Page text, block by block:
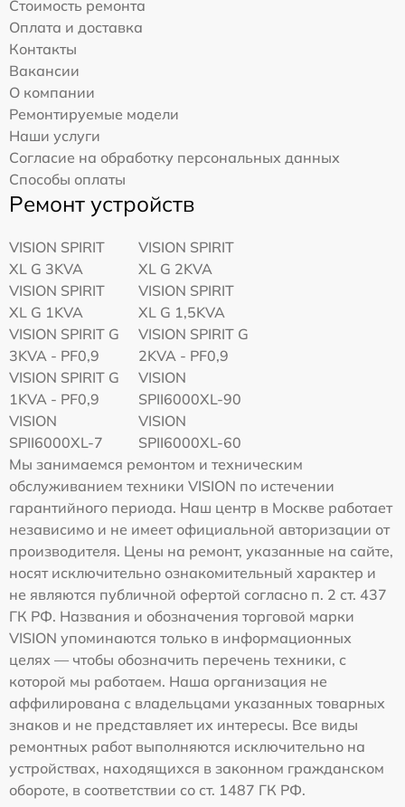
Стоимость ремонта
Оплата и доставка
Контакты
Вакансии
О компании
Ремонтируемые модели
Наши услуги
Согласие на обработку персональных данных
Способы оплаты
Ремонт устройств
VISION SPIRIT
XL G 3KVA
VISION SPIRIT
XL G 2KVA
VISION SPIRIT
XL G 1KVA
VISION SPIRIT
XL G 1,5KVA
VISION SPIRIT G
3KVA - PF0,9
VISION SPIRIT G
2KVA - PF0,9
VISION SPIRIT G
1KVA - PF0,9
VISION
SPII6000XL-90
VISION
SPII6000XL-7
VISION
SPII6000XL-60
Мы занимаемся ремонтом и техническим
обслуживанием техники VISION по истечении
гарантийного периода. Наш центр в Москве работает
независимо и не имеет официальной авторизации от
производителя. Цены на ремонт, указанные на сайте,
носят исключительно ознакомительный характер и
не являются публичной офертой согласно п. 2 ст. 437
ГК РФ. Названия и обозначения торговой марки
VISION упоминаются только в информационных
целях — чтобы обозначить перечень техники, с
которой мы работаем. Наша организация не
аффилирована с владельцами указанных товарных
знаков и не представляет их интересы. Все виды
ремонтных работ выполняются исключительно на
устройствах, находящихся в законном гражданском
обороте, в соответствии со ст. 1487 ГК РФ.